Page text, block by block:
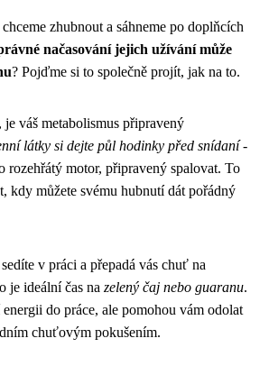
zhubnout a sáhneme po doplňcích
načasování jejich užívání může
? Pojďme si to společně projít, jak na to.
je váš metabolismus připravený
látky si dejte půl hodinky před snídaní-
rozehřátý motor, připravený spalovat. To
kdy můžete svému hubnutí dát pořádný
v práci a přepadá vás chuť na
je ideální čas na zelený čaj nebo guaranu.
do práce, ale pomohou vám odolat
chuťovým pokušením.